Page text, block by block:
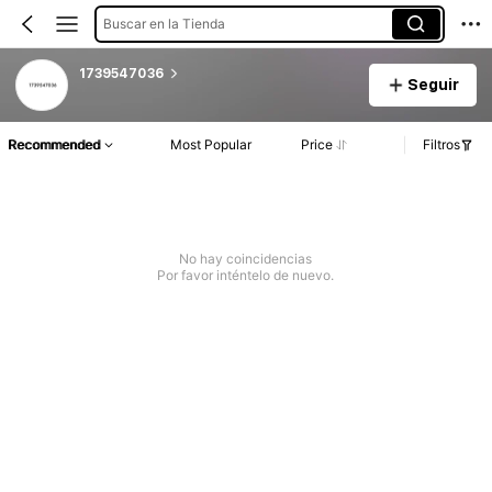
Buscar en la Tienda
1739547036
Seguir
Recommended Most Popular Price Filtros
No hay coincidencias
Por favor inténtelo de nuevo.